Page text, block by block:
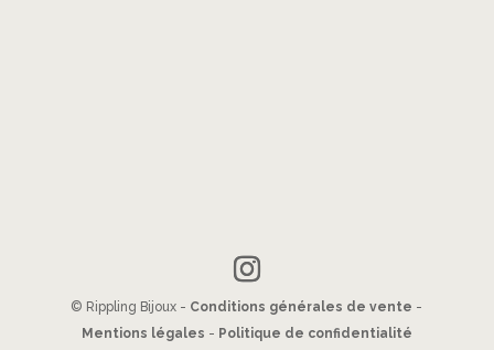
© Rippling Bijoux - Conditions générales de vente -
Mentions légales - Politique de confidentialité